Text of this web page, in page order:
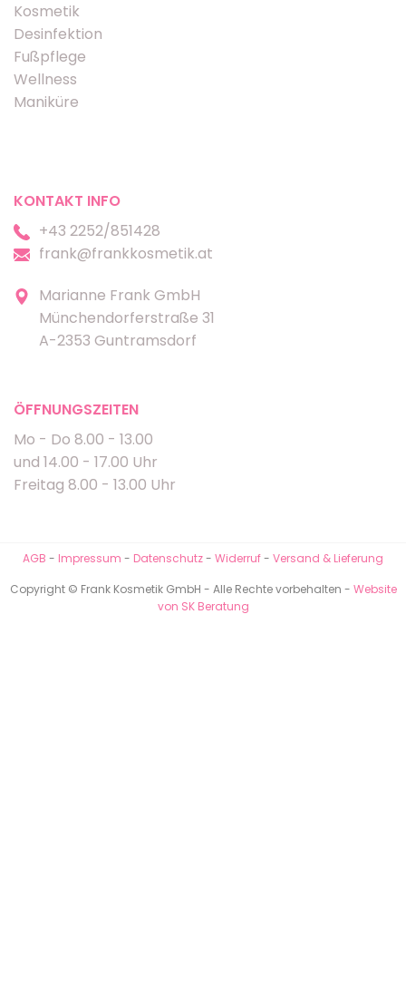
Kosmetik
Desinfektion
Fußpflege
Wellness
Maniküre
KONTAKT INFO
+43 2252/851428
frank@frankkosmetik.at
Marianne Frank GmbH
Münchendorferstraße 31
A-2353 Guntramsdorf
ÖFFNUNGSZEITEN
Mo - Do 8.00 - 13.00
und 14.00 - 17.00 Uhr
Freitag 8.00 - 13.00 Uhr
AGB - Impressum - Datenschutz- Widerruf- Versand & Lieferung
Copyright © Frank Kosmetik GmbH - Alle Rechte vorbehalten - Website
von SK Beratung